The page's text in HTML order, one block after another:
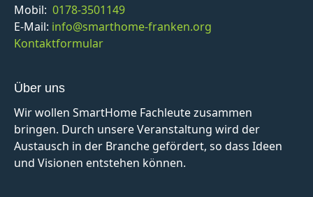
Mobil: 0178-3501149
E-Mail: info@smarthome-franken.org
Kontaktformular
Über uns
Wir wollen SmartHome Fachleute zusammen
bringen. Durch unsere Veranstaltung wird der
Austausch in der Branche gefördert, so dass Ideen
und Visionen entstehen können.